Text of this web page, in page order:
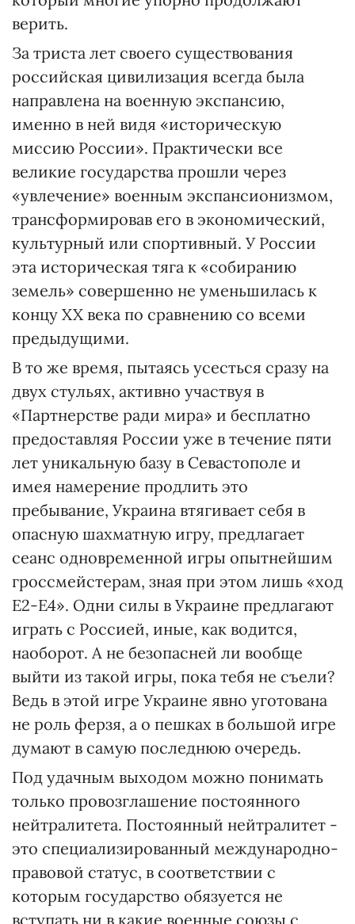
верить.
За триста лет своего существования
российская цивилизация всегда была
направлена на военную экспансию,
именно в ней видя «историческую
миссию России». Практически все
великие государства прошли через
«увлечение» военным экспансионизмом,
трансформировав его в экономический,
культурный или спортивный. У России
эта историческая тяга к «собиранию
земель» совершенно не уменьшилась к
концу XX века по сравнению со всеми
предыдущими.
В то же время, пытаясь усесться сразу на
двух стульях, активно участвуя в
«Партнерстве ради мира» и бесплатно
предоставляя России уже в течение пяти
лет уникальную базу в Севастополе и
имея намерение продлить это
пребывание, Украина втягивает себя в
опасную шахматную игру, предлагает
сеанс одновременной игры опытнейшим
гроссмейстерам, зная при этом лишь «ход
Е2-Е4». Одни силы в Украине предлагают
играть с Россией, иные, как водится,
наоборот. А не безопасней ли вообще
выйти из такой игры, пока тебя не съели?
Ведь в этой игре Украине явно уготована
не роль ферзя, а о пешках в большой игре
думают в самую последнюю очередь.
Под удачным выходом можно понимать
только провозглашение постоянного
нейтралитета. Постоянный нейтралитет -
это специализированный международно-
правовой статус, в соответствии с
которым государство обязуется не
вступать ни в какие военные союзы с